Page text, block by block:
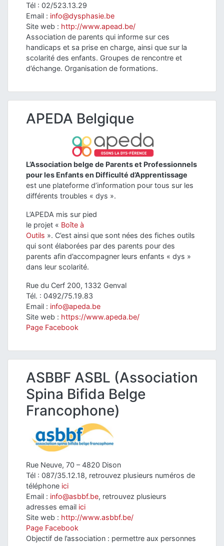
Tél : 02/523.13.29
Email : info@dysphasie.be
Site web : http://www.apead.be/
Association de parents qui informe sur ces
handicaps et sa prise en charge, ainsi que sur la
scolarité des enfants. Groupes de rencontre et
d’échange. Organisation de formations.
APEDA Belgique
L’Association belge de Parents et Professionnels
pour les Enfants en Difficulté d’Apprentissage
est une plateforme d’information pour tous sur les
différents troubles « dys ».
L’APEDA mis sur pied
le projet « Boîte à
Outils ». C’est ainsi que sont nées des fiches outils
qui sont élaborées par des parents pour des
parents afin d’accompagner leurs enfants « dys »
dans leur scolarité.
Rue du Cerf 200, 1332 Genval
Tél. : 0492/75.19.83
Email : info@apeda.be
Site web : https://www.apeda.be/
Page Facebook
ASBBF ASBL (Association
Spina Bifida Belge
Francophone)
Rue Neuve, 70 – 4820 Dison
Tél : 087/35.12.18, retrouvez plusieurs numéros de
téléphone ici
Email : info@asbbf.be, retrouvez plusieurs
adresses email ici
Site web : http://www.asbbf.be/
Page Facebook
Objectif de l’association : permettre aux personnes